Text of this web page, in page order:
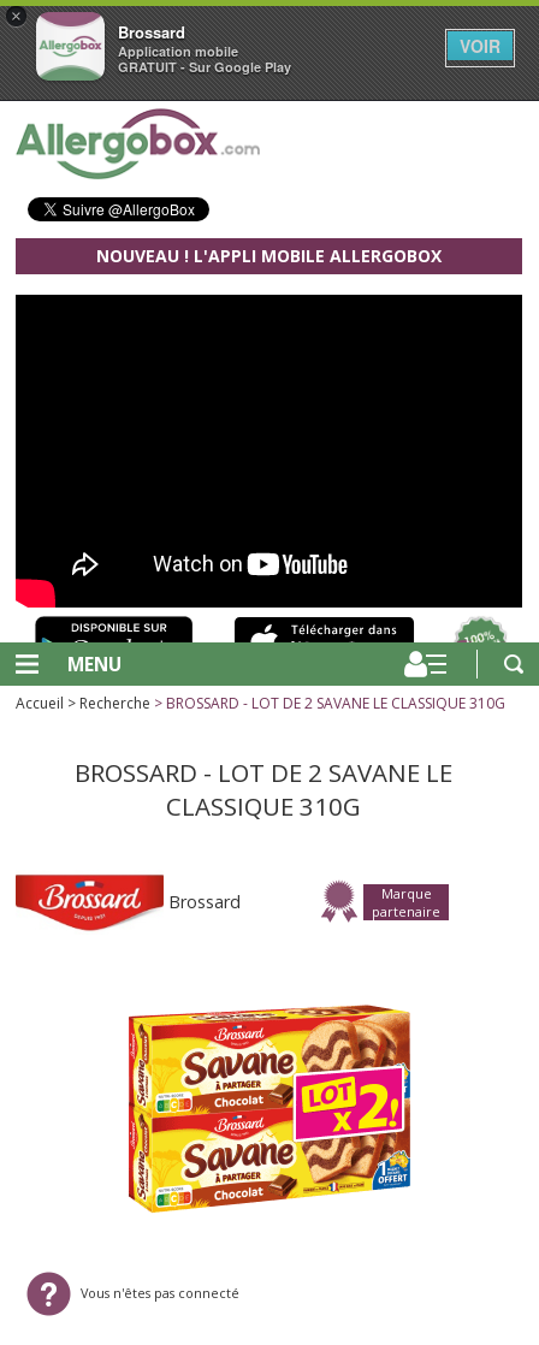
×
Brossard
Application mobile
GRATUIT - Sur Google Play
VOIR
Aller au contenu principal
NOUVEAU ! L'APPLI MOBILE ALLERGOBOX
MENU
Accueil > Recherche > BROSSARD - LOT DE 2 SAVANE LE CLASSIQUE 310G
BROSSARD - LOT DE 2 SAVANE LE
CLASSIQUE 310G
Brossard
Marque
partenaire
Vous n'êtes pas connecté